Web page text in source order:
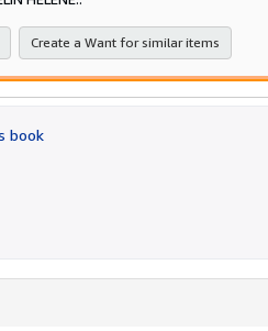
Create a Want for similar items
book